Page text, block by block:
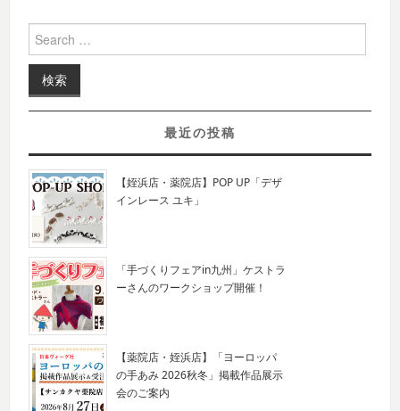
Search for:
最近の投稿
【姪浜店・薬院店】POP UP「デザ
インレース ユキ」
「手づくりフェアin九州」ケストラ
ーさんのワークショップ開催！
【薬院店・姪浜店】「ヨーロッパ
の手あみ 2026秋冬」掲載作品展示
会のご案内